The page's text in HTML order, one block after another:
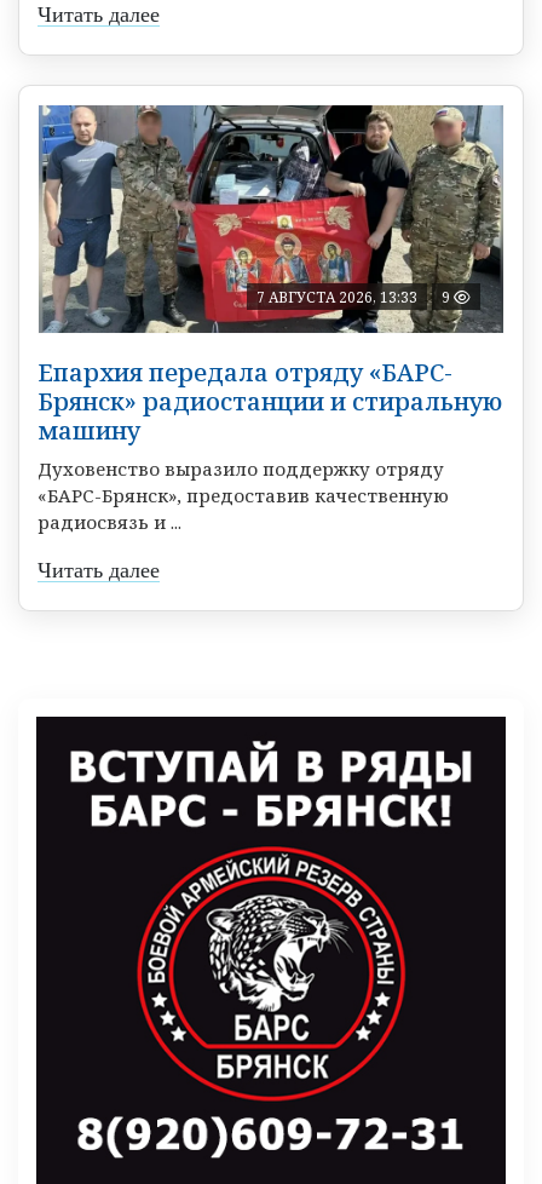
Читать далее
7 АВГУСТА 2026, 13:33 9
Епархия передала отряду «БАРС-
Брянск» радиостанции и стиральную
машину
Духовенство выразило поддержку отряду
«БАРС-Брянск», предоставив качественную
радиосвязь и ...
Читать далее